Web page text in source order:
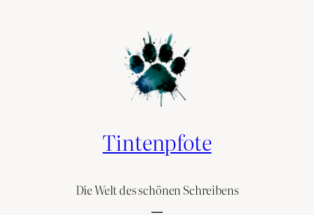
Tintenpfote
Die Welt des schönen Schreibens